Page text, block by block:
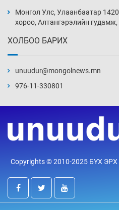
7 цаг 2 мин
хэмжээг
8 цаг 2 мин
мөнгө, хүрэл
8 цаг 29 мин
Монгол Улс, Улаанбаатар
хороо, Алтангэрэлийн
ХОЛБОО БАРИХ
unuudur@mongolnews.mn
976-11-330801
Copyrights © 2010-2025 БҮХ